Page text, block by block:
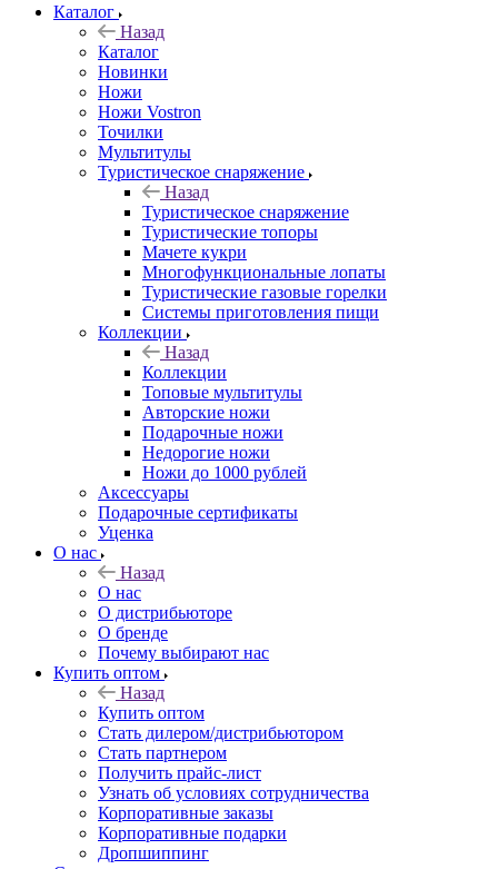
Каталог
Назад
Каталог
Новинки
Ножи
Ножи Vostron
Точилки
Мультитулы
Туристическое снаряжение
Назад
Туристическое снаряжение
Туристические топоры
Мачете кукри
Многофункциональные лопаты
Туристические газовые горелки
Системы приготовления пищи
Коллекции
Назад
Коллекции
Топовые мультитулы
Авторские ножи
Подарочные ножи
Недорогие ножи
Ножи до 1000 рублей
Аксессуары
Подарочные сертификаты
Уценка
О нас
Назад
О нас
О дистрибьюторе
О бренде
Почему выбирают нас
Купить оптом
Назад
Купить оптом
Стать дилером/дистрибьютором
Стать партнером
Получить прайс-лист
Узнать об условиях сотрудничества
Корпоративные заказы
Корпоративные подарки
Дропшиппинг